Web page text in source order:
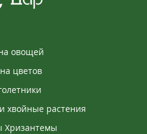
семена овощей.
Качество устроило,
здесь заказывать.
овощей
цветов
хвойные растения
Хризантемы